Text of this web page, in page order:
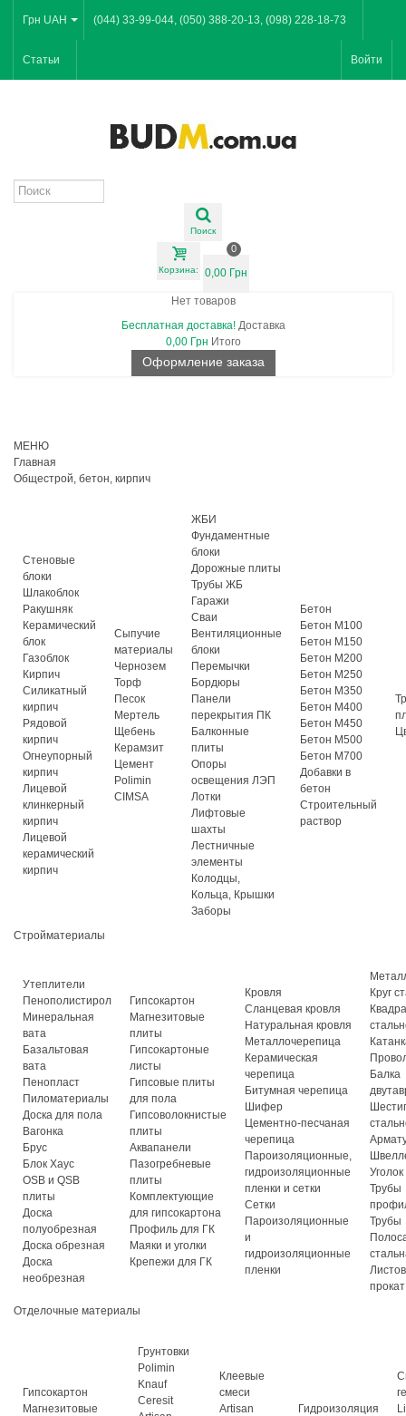
Грн UAH (044) 33-99-044, (050) 388-20-13, (098) 228-18-73
Статьи Войти
Поиск
Корзина:
0
0,00 Грн
Нет товаров
Бесплатная доставка! Доставка
0,00 Грн Итого
Оформление заказа
МЕНЮ
Главная
Общестрой, бетон, кирпич
Стеновые
блоки
Шлакоблок
Ракушняк
Керамический
блок
Газоблок
Кирпич
Силикатный
кирпич
Рядовой
кирпич
Огнеупорный
кирпич
Лицевой
клинкерный
кирпич
Лицевой
керамический
кирпич
Сыпучие
материалы
Чернозем
Торф
Песок
Мертель
Щебень
Керамзит
Цемент
Polimin
CIMSA
ЖБИ
Фундаментные
блоки
Дорожные плиты
Трубы ЖБ
Гаражи
Сваи
Вентиляционные
блоки
Перемычки
Бордюры
Панели
перекрытия ПК
Балконные
плиты
Опоры
освещения ЛЭП
Лотки
Лифтовые
шахты
Лестничные
элементы
Колодцы,
Кольца, Крышки
Заборы
Бетон
Бетон М100
Бетон М150
Бетон М200
Бетон М250
Бетон М350
Бетон М400
Бетон М450
Бетон М500
Бетон М700
Добавки в
бетон
Строительный
раствор
Стройматериалы
Утеплители
Пенополистирол
Минеральная
вата
Базальтовая
вата
Пенопласт
Пиломатериалы
Доска для пола
Вагонка
Брус
Блок Хаус
OSB и QSB
плиты
Доска
полуобрезная
Доска обрезная
Доска
необрезная
Гипсокартон
Магнезитовые
плиты
Гипсокартоные
листы
Гипсовые плиты
для пола
Гипсоволокнистые
плиты
Аквапанели
Пазогребневые
плиты
Комплектующие
для гипсокартона
Профиль для ГК
Маяки и уголки
Крепежи для ГК
Кровля
Сланцевая кровля
Натуральная кровля
Металлочерепица
Керамическая
черепица
Битумная черепица
Шифер
Цементно-песчаная
черепица
Пароизоляционные,
гидроизоляционные
пленки и сетки
Сетки
Пароизоляционные
и
гидроизоляционные
пленки
Круг
Балка
Уголок
Трубы
Трубы
прокат
Отделочные материалы
Гипсокартон
Магнезитовые
Грунтовки
Polimin
Knauf
Ceresit
Клеевые
смеси
Artisan
Гидроизоляция